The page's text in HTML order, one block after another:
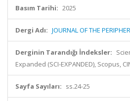
Basım Tarihi: 2025
Dergi Adı: JOURNAL OF THE
Derginin Tarandığı İndeksler:
Expanded (SCI-EXPANDED), Scopus,
Sayfa Sayıları: ss.24-25